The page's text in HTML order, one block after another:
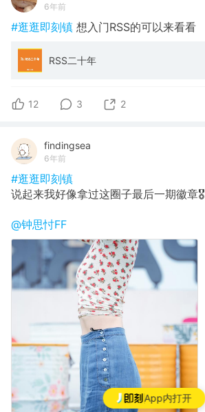
App内打开
6年前
#逛逛即刻镇 想入门RSS的可以来看看
RSS二十年
12 3 2
findingsea
6年前
#逛逛即刻镇
说起来我好像拿过这圈子最后一期徽章🎖
@钟思忖FF